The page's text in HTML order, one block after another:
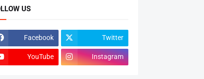
US
Facebook Twitter
YouTube Instagram